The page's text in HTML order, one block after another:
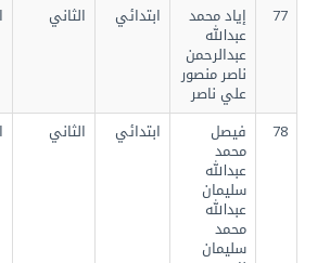
إياد محمد
عبدالله
عبدالرحمن
ناصر منصور
علي ناصر
ابتدائي الثاني
فيصل
محمد
عبدالله
سليمان
عبدالله
محمد
سليمان
ابتدائي الثاني